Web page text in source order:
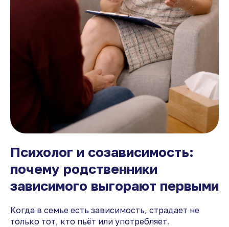
Психолог и созависимость:
почему родственники
зависимого выгорают первыми
Когда в семье есть зависимость, страдает не
только тот, кто пьёт или употребляет.